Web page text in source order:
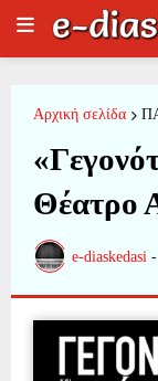
Αρχική σελίδα
Θέατρο
e-diaskedasi -